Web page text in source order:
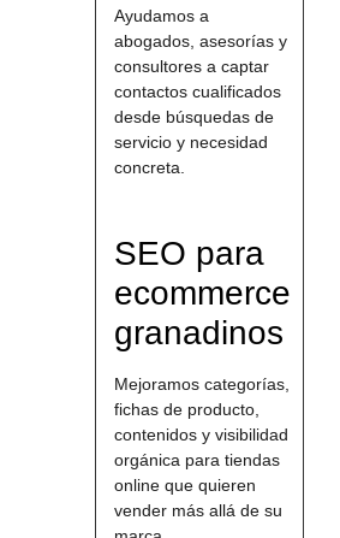
Ayudamos a
abogados, asesorías y
consultores a captar
contactos cualificados
desde búsquedas de
servicio y necesidad
concreta.
SEO para
ecommerce
granadinos
Mejoramos categorías,
fichas de producto,
contenidos y visibilidad
orgánica para tiendas
online que quieren
vender más allá de su